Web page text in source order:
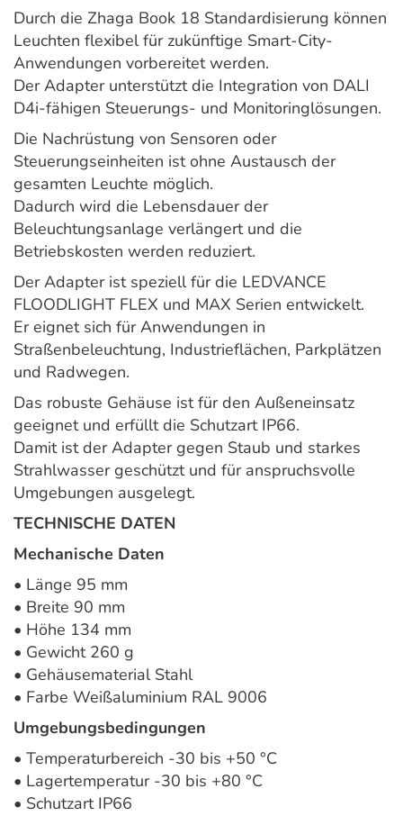
Durch die Zhaga Book 18 Standardisierung können
Leuchten flexibel für zukünftige Smart-City-
Anwendungen vorbereitet werden.
Der Adapter unterstützt die Integration von DALI
D4i-fähigen Steuerungs- und Monitoringlösungen.
Die Nachrüstung von Sensoren oder
Steuerungseinheiten ist ohne Austausch der
gesamten Leuchte möglich.
Dadurch wird die Lebensdauer der
Beleuchtungsanlage verlängert und die
Betriebskosten werden reduziert.
Der Adapter ist speziell für die LEDVANCE
FLOODLIGHT FLEX und MAX Serien entwickelt.
Er eignet sich für Anwendungen in
Straßenbeleuchtung, Industrieflächen, Parkplätzen
und Radwegen.
Das robuste Gehäuse ist für den Außeneinsatz
geeignet und erfüllt die Schutzart IP66.
Damit ist der Adapter gegen Staub und starkes
Strahlwasser geschützt und für anspruchsvolle
Umgebungen ausgelegt.
TECHNISCHE DATEN
Mechanische Daten
• Länge 95 mm
• Breite 90 mm
• Höhe 134 mm
• Gewicht 260 g
• Gehäusematerial Stahl
• Farbe Weißaluminium RAL 9006
Umgebungsbedingungen
• Temperaturbereich -30 bis +50 °C
• Lagertemperatur -30 bis +80 °C
• Schutzart IP66